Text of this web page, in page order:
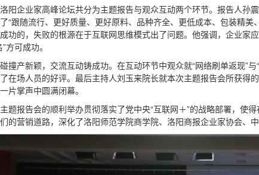
阳企业家高峰论坛共分为主题报告与观众互动两个环节。报告人孙
“跟随流行、更好质量、更好原料、品种齐全、更低成本、包装精
功的，失败的根源在于互联网思维模式出了问题。他强调，企业
方可成功。
撞产新颖，交流互动铸成功。在互动环节中观众就“网络刷单返现”
在场人员的好评。最后主持人刘玉来院长就本次主题报告会所获
片掌声中圆满闭幕。
题报告会的顺利举办贯彻落实了党中央“互联网＋”的战略部署，使
的营销道路，深化了洛阳师范学院商学院、洛阳商报企业家协会、